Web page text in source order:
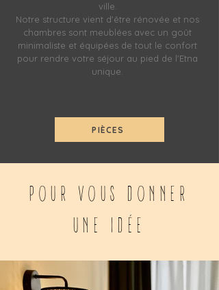
ville.
Notre structure vient d'être rénovée et nos
chambres sont meublées avec un goût
minimaliste et équipées de tout le confort
pour rendre votre séjour au pied de l'Etna
unique.
PIÈCES
POUR VOUS DONNER
UNE IDÉE